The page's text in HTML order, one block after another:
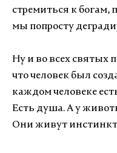
стремиться к богам,
мы попросту
Ну и во всех святых
что человек был
каждом человеке
Есть душа. А у
Они живут